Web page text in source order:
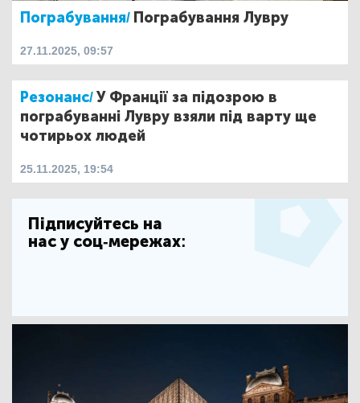
Пограбування/ Пограбування Лувру
27.11.2025, 09:57
Резонанс/У Франції за підозрою в
пограбуванні Лувру взяли під варту ще
чотирьох людей
25.11.2025, 19:54
Підписуйтесь на
нас у соц-мережах: